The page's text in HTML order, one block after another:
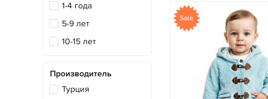
1-4 года
5-9 лет
10-15 лет
Производитель
Турция
Sale